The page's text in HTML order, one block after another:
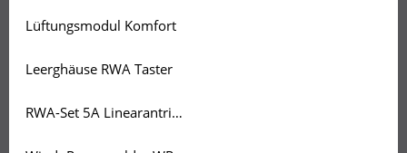
Lüftungsmodul Komfort
Leerghäuse RWA Taster
RWA-Set 5A Linearantrieb 500mm